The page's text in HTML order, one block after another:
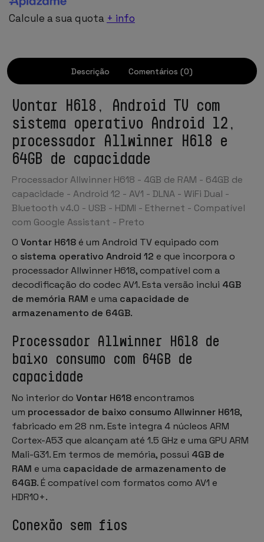
Calcule a sua quota + info
Descrição Comentários (0)
Vontar H618, Android TV com
sistema operativo Android 12,
processador Allwinner H618 e
64GB de capacidade
Processador Allwinner H618 - 4GB de RAM - 64GB de
capacidade - Android 12 - AV1 - DLNA - WiFi Dual -
Bluetooth v4.0 - USB - HDMI - Ethernet - Compatível
com Google Assistant - Preto
O Vontar H618 é um Android TV equipado com
o sistema operativo Android 12 e que incorpora o
processador Allwinner H618, compatível com a
decodificação do codec AV1. Esta versão inclui 4GB
de memória RAM e uma capacidade de
armazenamento de 64GB.
Processador Allwinner H618 de
baixo consumo com 64GB de
capacidade
No interior do Vontar H618 encontramos
um processador de baixo consumo Allwinner H618,
fabricado em 28 nm. Este integra 4 núcleos ARM
Cortex-A53 que alcançam até 1.5 GHz e uma GPU ARM
Mali-G31. Em termos de memória, possui 4GB de
RAM e uma capacidade de armazenamento de
64GB. É compatível com formatos como AV1 e
HDR10+.
Conexão sem fios